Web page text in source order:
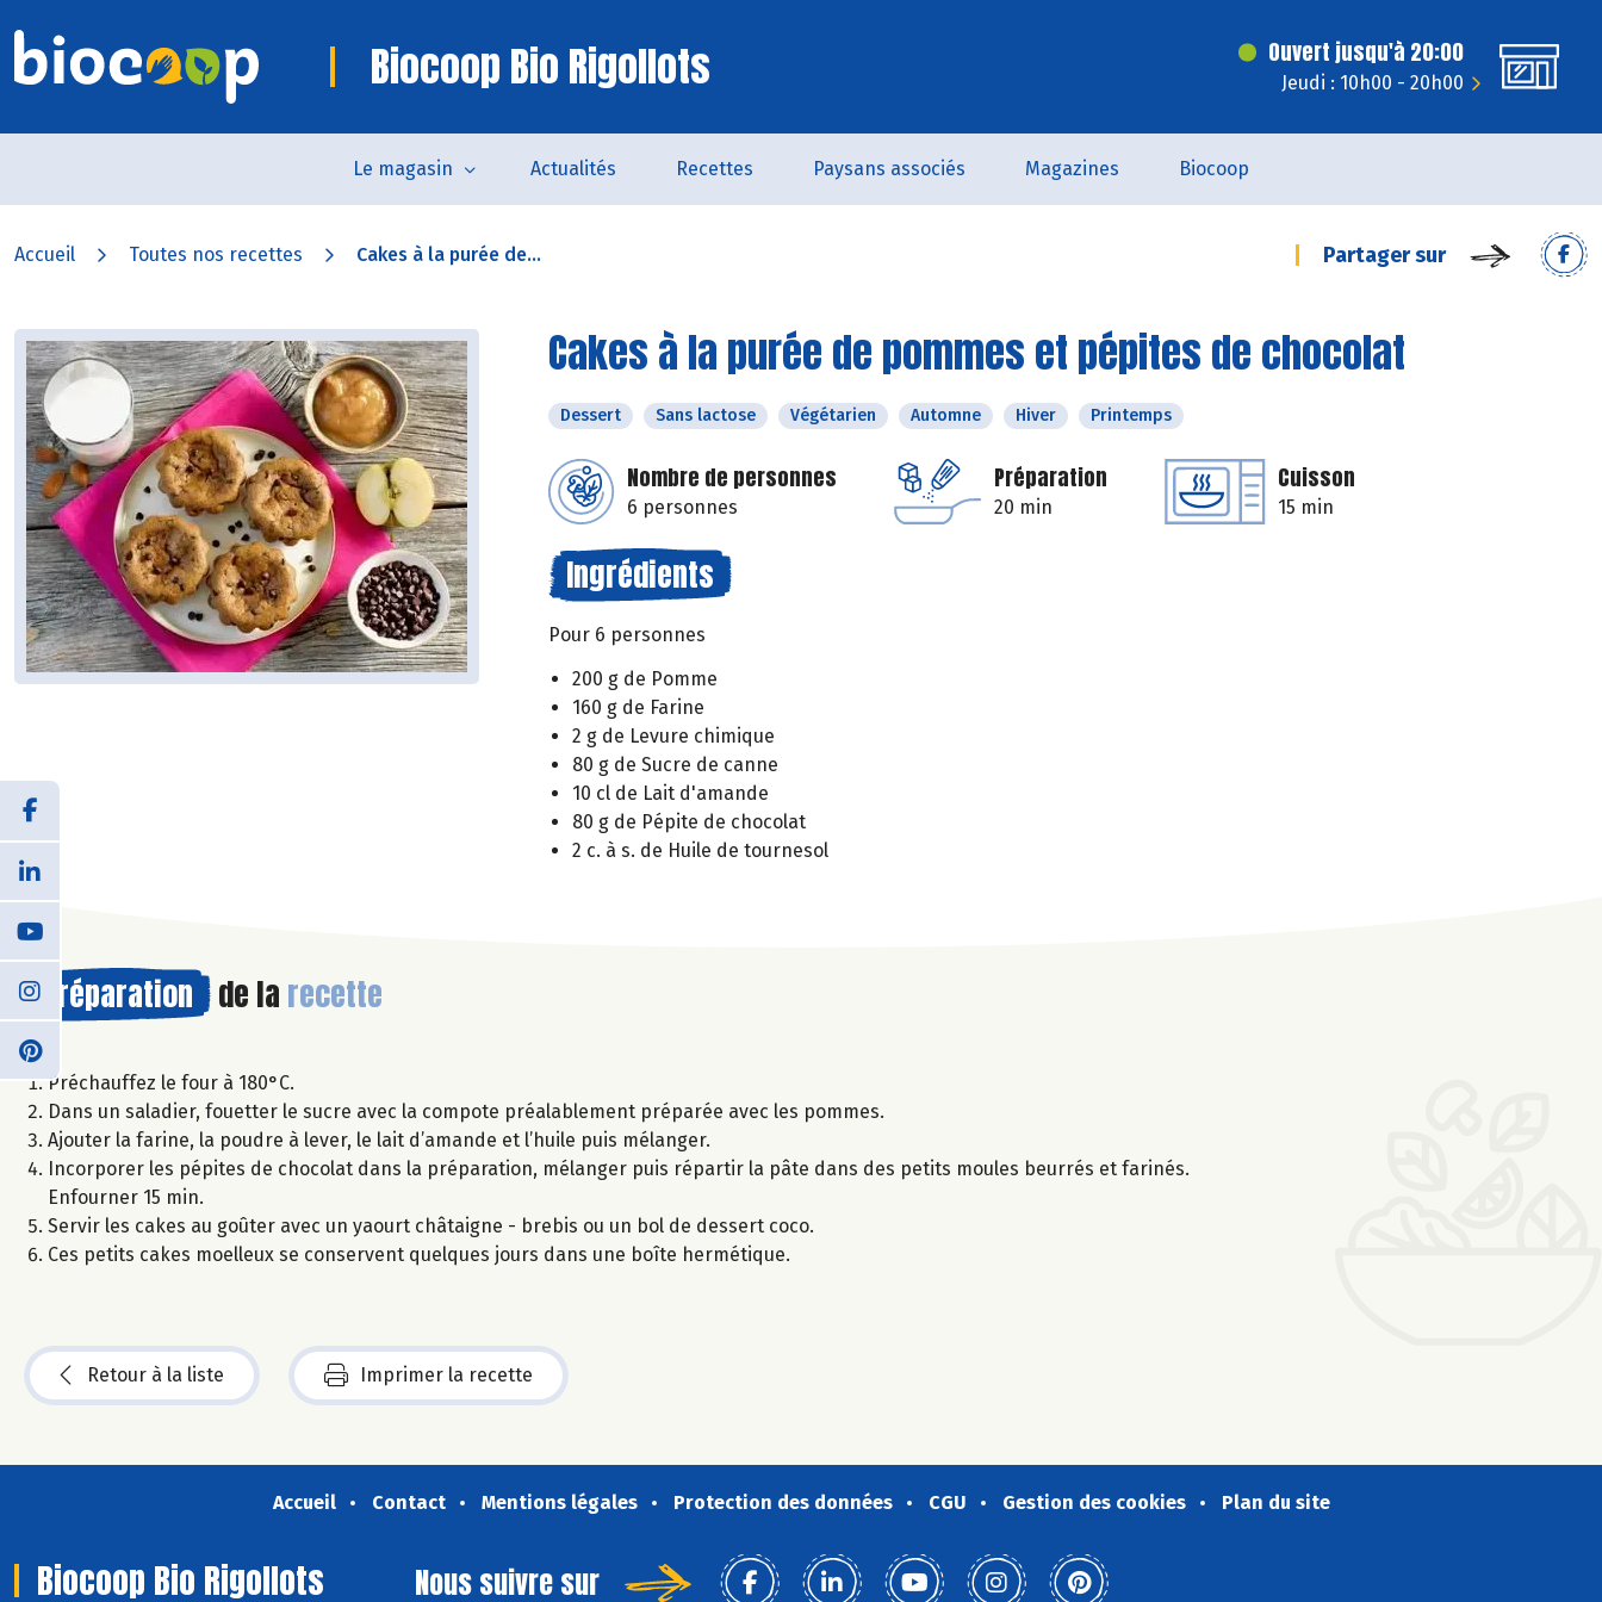
Biocoop Bio Rigollots Ouvert jusqu'à 20:00
Jeudi : 10h00 - 20h00
Le magasin Actualités Recettes Paysans associés Magazines Biocoop
Accueil Toutes nos recettes Cakes à la purée de... Partager sur
Cakes à la purée de pommes et pépites de chocolat
Dessert Sans lactose Végétarien Automne Hiver Printemps
Nombre de personnes
6 personnes
Préparation
20 min
Cuisson
15 min
Ingrédients
Pour 6 personnes
200 g de Pomme
160 g de Farine
2 g de Levure chimique
80 g de Sucre de canne
10 cl de Lait d'amande
80 g de Pépite de chocolat
2 c. à s. de Huile de tournesol
Préparation de la recette
Préchauffez le four à 180°C.
Dans un saladier, fouetter le sucre avec la compote préalablement préparée avec les pommes.
Ajouter la farine, la poudre à lever, le lait d’amande et l’huile puis mélanger.
Incorporer les pépites de chocolat dans la préparation, mélanger puis répartir la pâte dans des petits moules beurrés et farinés.
Enfourner 15 min.
Servir les cakes au goûter avec un yaourt châtaigne - brebis ou un bol de dessert coco.
Ces petits cakes moelleux se conservent quelques jours dans une boîte hermétique.
Retour à la liste Imprimer la recette
Accueil Contact Mentions légales Protection des données CGU Gestion des cookies Plan du site
Biocoop Bio Rigollots Nous suivre sur